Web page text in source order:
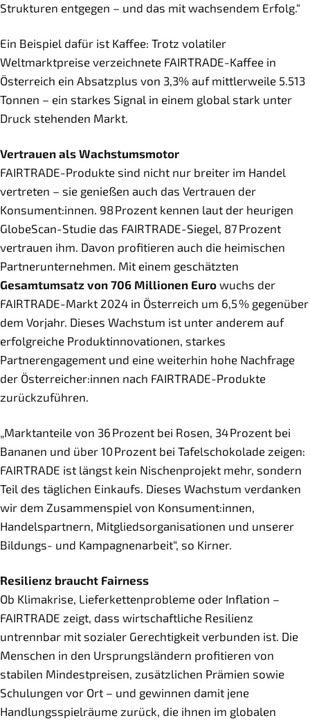
Strukturen entgegen – und das mit wachsendem Erfolg.“
Ein Beispiel dafür ist Kaffee: Trotz volatiler
Weltmarktpreise verzeichnete FAIRTRADE-Kaffee in
Österreich ein Absatzplus von 3,3% auf mittlerweile 5.513
Tonnen – ein starkes Signal in einem global stark unter
Druck stehenden Markt.
Vertrauen als Wachstumsmotor
FAIRTRADE-Produkte sind nicht nur breiter im Handel
vertreten – sie genießen auch das Vertrauen der
Konsument:innen. 98 Prozent kennen laut der heurigen
GlobeScan-Studie das FAIRTRADE-Siegel, 87 Prozent
vertrauen ihm. Davon profitieren auch die heimischen
Partnerunternehmen. Mit einem geschätzten
Gesamtumsatz von 706 Millionen Euro wuchs der
FAIRTRADE-Markt 2024 in Österreich um 6,5 % gegenüber
dem Vorjahr. Dieses Wachstum ist unter anderem auf
erfolgreiche Produktinnovationen, starkes
Partnerengagement und eine weiterhin hohe Nachfrage
der Österreicher:innen nach FAIRTRADE-Produkte
zurückzuführen.
„Marktanteile von 36 Prozent bei Rosen, 34 Prozent bei
Bananen und über 10 Prozent bei Tafelschokolade zeigen:
FAIRTRADE ist längst kein Nischenprojekt mehr, sondern
Teil des täglichen Einkaufs. Dieses Wachstum verdanken
wir dem Zusammenspiel von Konsument:innen,
Handelspartnern, Mitgliedsorganisationen und unserer
Bildungs- und Kampagnenarbeit“, so Kirner.
Resilienz braucht Fairness
Ob Klimakrise, Lieferkettenprobleme oder Inflation –
FAIRTRADE zeigt, dass wirtschaftliche Resilienz
untrennbar mit sozialer Gerechtigkeit verbunden ist. Die
Menschen in den Ursprungsländern profitieren von
stabilen Mindestpreisen, zusätzlichen Prämien sowie
Schulungen vor Ort – und gewinnen damit jene
Handlungsspielräume zurück, die ihnen im globalen